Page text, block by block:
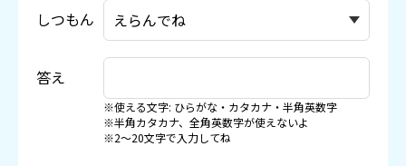
しつもん
答え
※使える文字: ひらがな・カタカナ・半角英数字
※半角カタカナ、全角英数字が使えないよ
※2〜20文字で入力してね